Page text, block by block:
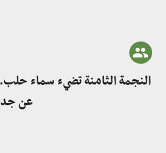
النجمة الثامنة تضيء سماء
عن